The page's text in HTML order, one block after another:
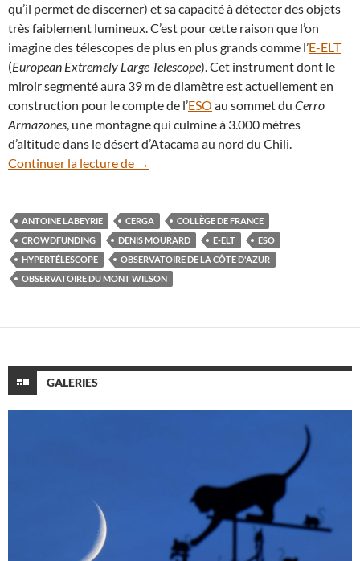
qu’il permet de discerner) et sa capacité à détecter des objets
très faiblement lumineux. C’est pour cette raison que l’on
imagine des télescopes de plus en plus grands comme l’E-ELT
(European Extremely Large Telescope). Cet instrument dont le
miroir segmenté aura 39 m de diamètre est actuellement en
construction pour le compte de l’ESO au sommet du Cerro
Armazones, une montagne qui culmine à 3.000 mètres
d’altitude dans le désert d’Atacama au nord du Chili.
Continuer la lecture de L’Hypertélescope, un instrument pour
→
ANTOINE LABEYRIE CERGA
COLLÈGE DE FRANCE
CROWDFUNDING
DENIS MOURARD E-ELT
ESO
HYPERTÉLESCOPE
OBSERVATOIRE DE LA CÔTE D'AZUR
OBSERVATOIRE DU MONT WILSON
GALERIES